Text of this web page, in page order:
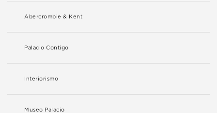
Abercrombie & Kent
Palacio Contigo
Interiorismo
Museo Palacio